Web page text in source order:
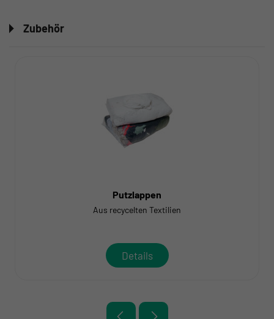
Zubehör
Putzlappen
Aus recycelten Textilien
Details